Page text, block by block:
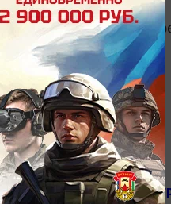
важным и
Татмедиа
Татарстана в
мессенджере MАХ:
tatmedia
каналга кушылыгыз!